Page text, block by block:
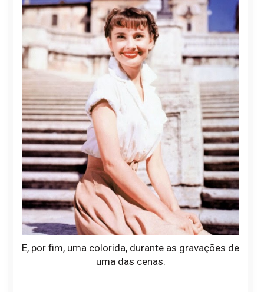
E, por fim, uma colorida, durante as gravações de
uma das cenas.